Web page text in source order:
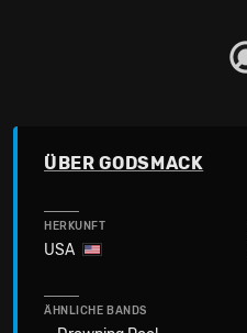
ÜBER GODSMACK
HERKUNFT
USA
ÄHNLICHE BANDS